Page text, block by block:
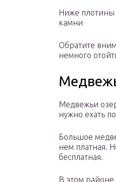
Ниже плотины
камни
Обратите
немного
Медвежьи
нужно ехать
Большое
нем платная.
бесплатная.
В этом районе